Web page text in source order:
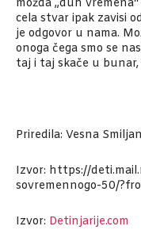
možda „duh
cela stvar ipak zavisi
je odgovor u nama.
onoga čega smo se
taj i taj skače u bunar,
Priredila: Vesna
Izvor: https://
sovremennogo-50/
Izvor: Detinjarije.com